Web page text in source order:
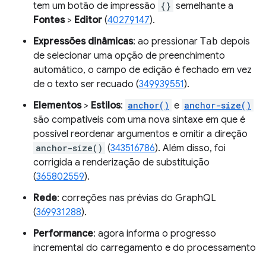
tem um botão de impressão {} semelhante a
Fontes> Editor (40279147).
Expressões dinâmicas: ao pressionar Tab depois
de selecionar uma opção de preenchimento
automático, o campo de edição é fechado em vez
de o texto ser recuado (349939551).
Elementos> Estilos: anchor() e anchor-size()
são compatíveis com uma nova sintaxe em que é
possível reordenar argumentos e omitir a direção
anchor-size() (343516786). Além disso, foi
corrigida a renderização de substituição
(365802559).
Rede: correções nas prévias do GraphQL
(369931288).
Performance: agora informa o progresso
incremental do carregamento e do processamento